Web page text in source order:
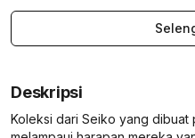
Deskripsi
Koleksi dari Seiko yang dibuat